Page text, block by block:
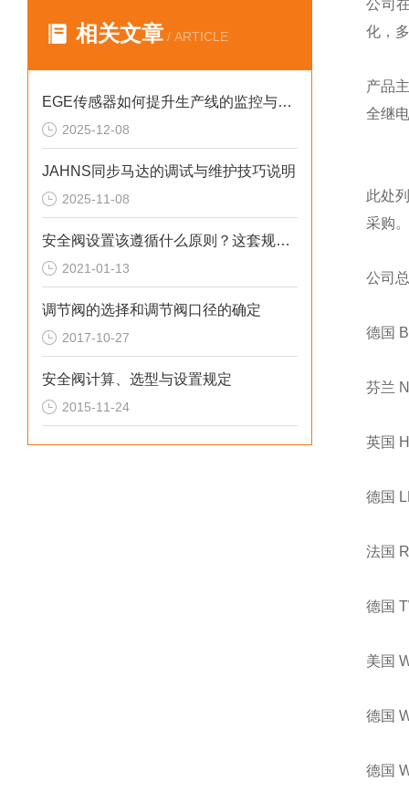
相关文章 / ARTICLE
EGE传感器如何提升生产线的监控与管理效率？
2025-12-08
JAHNS同步马达的调试与维护技巧说明
2025-11-08
安全阀设置该遵循什么原则？这套规定值得回顾！
2021-01-13
调节阀的选择和调节阀口径的确定
2017-10-27
安全阀计算、选型与设置规定
2015-11-24
公司
化，
产品
全继
此处
采购。
公司
德国
芬兰
英国
德国
法国
德国
美国
德国
德国